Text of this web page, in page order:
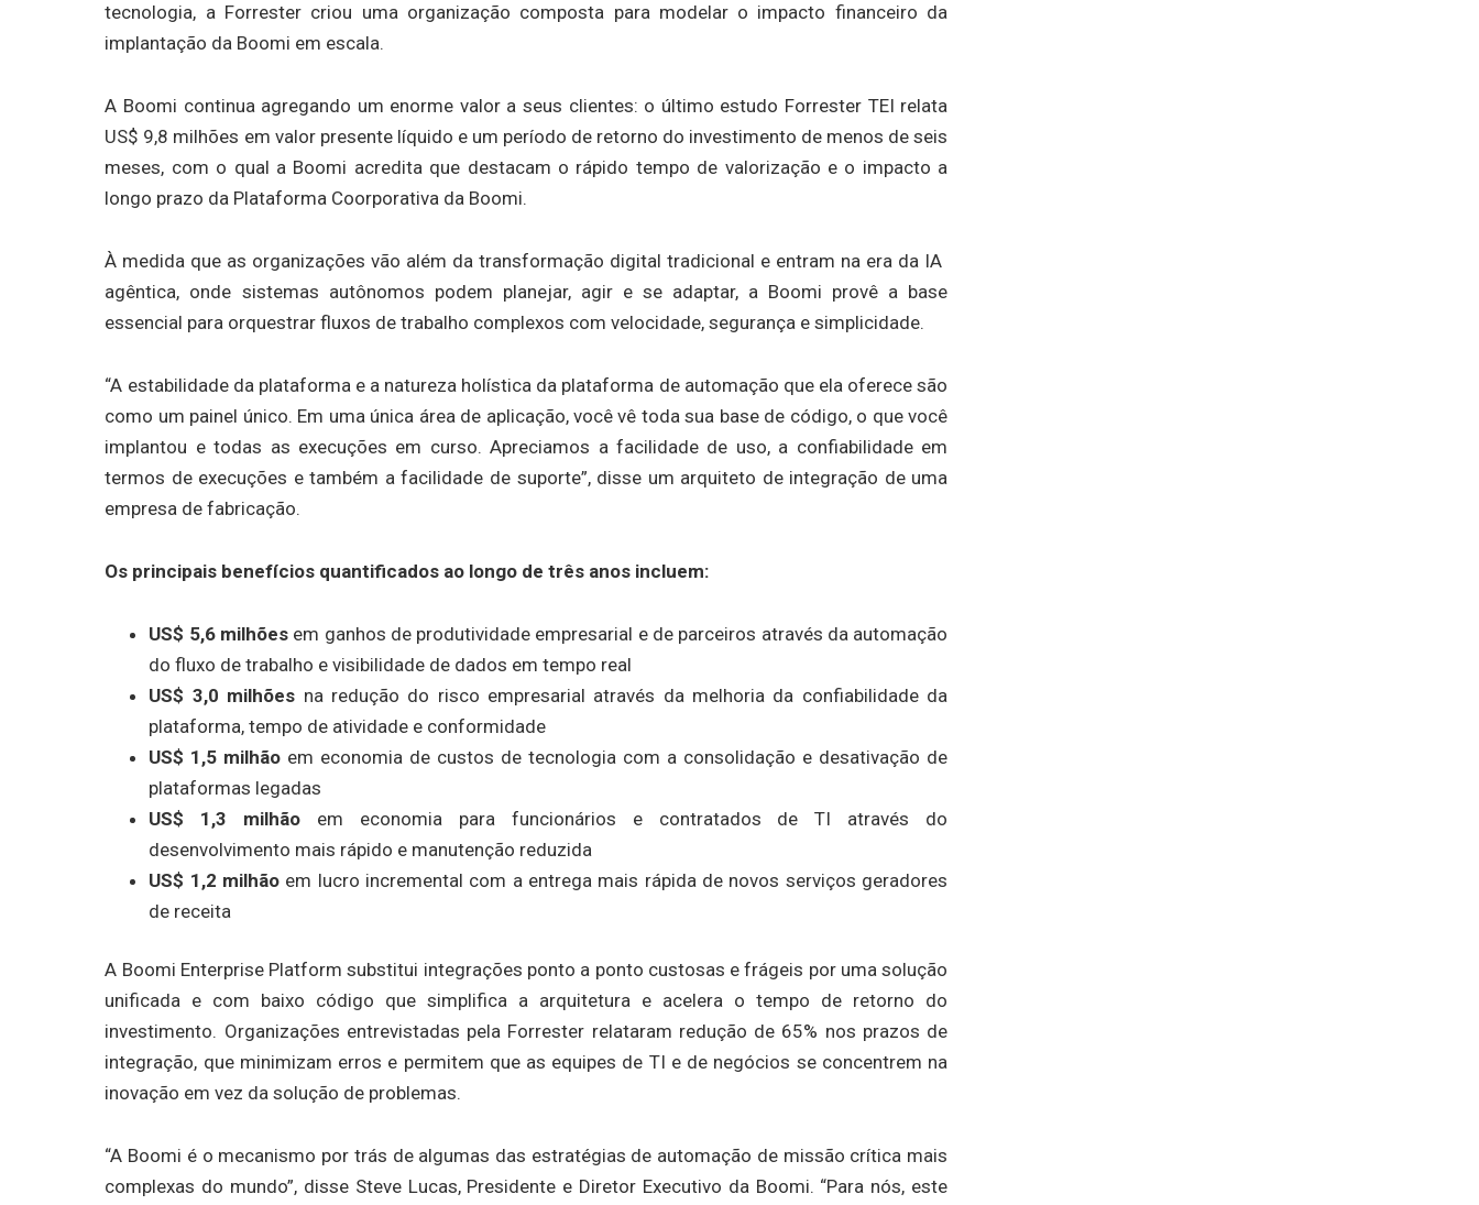
tecnologia, a Forrester criou uma organização composta para modelar o impacto financeiro da
implantação da Boomi em escala.
A Boomi continua agregando um enorme valor a seus clientes: o último estudo Forrester TEI relata
US$ 9,8 milhões em valor presente líquido e um período de retorno do investimento de menos de seis
meses, com o qual a Boomi acredita que destacam o rápido tempo de valorização e o impacto a
longo prazo da Plataforma Coorporativa da Boomi.
À medida que as organizações vão além da transformação digital tradicional e entram na era da IA ​​
agêntica, onde sistemas autônomos podem planejar, agir e se adaptar, a Boomi provê a base
essencial para orquestrar fluxos de trabalho complexos com velocidade, segurança e simplicidade.
“A estabilidade da plataforma e a natureza holística da plataforma de automação que ela oferece são
como um painel único. Em uma única área de aplicação, você vê toda sua base de código, o que você
implantou e todas as execuções em curso. Apreciamos a facilidade de uso, a confiabilidade em
termos de execuções e também a facilidade de suporte”, disse um arquiteto de integração de uma
empresa de fabricação.
Os principais benefícios quantificados ao longo de três anos incluem:
US$ 5,6 milhõesem ganhos de produtividade empresarial e de parceiros através da automação
do fluxo de trabalho e visibilidade de dados em tempo real
US$ 3,0 milhões na redução do risco empresarial através da melhoria da confiabilidade da
plataforma, tempo de atividade e conformidade
US$ 1,5 milhão em economia de custos de tecnologia com a consolidação e desativação de
plataformas legadas
US$ 1,3 milhão em economia para funcionários e contratados de TI através do
desenvolvimento mais rápido e manutenção reduzida
US$ 1,2 milhão em lucro incremental com a entrega mais rápida de novos serviços geradores
de receita
A Boomi Enterprise Platform substitui integrações ponto a ponto custosas e frágeis por uma solução
unificada e com baixo código que simplifica a arquitetura e acelera o tempo de retorno do
investimento. Organizações entrevistadas pela Forrester relataram redução de 65% nos prazos de
integração, que minimizam erros e permitem que as equipes de TI e de negócios se concentrem na
inovação em vez da solução de problemas.
“A Boomi é o mecanismo por trás de algumas das estratégias de automação de missão crítica mais
complexas do mundo”, disse Steve Lucas, Presidente e Diretor Executivo da Boomi. “Para nós, este